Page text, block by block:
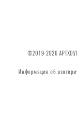
©2019-2026
Информация об